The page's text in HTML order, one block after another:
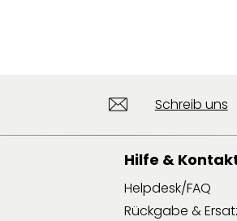
Schreib uns
Hilfe &
Helpdesk/FAQ
Rückgabe &